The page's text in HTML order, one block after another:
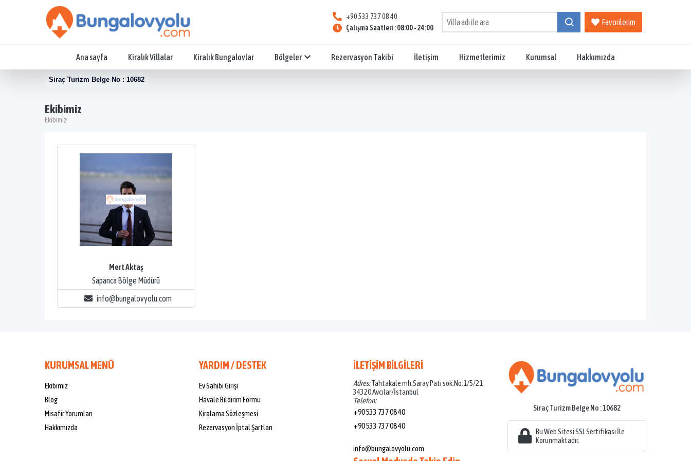
+90 533 737 08 40
Çalışma Saatleri : 08:00 - 24:00
Favorilerim
Ana sayfa Kiralık Villalar Kiralık Bungalovlar Bölgeler Rezervasyon Takibi İletişim Hizmetlerimiz Kurumsal Hakkımızda
Siraç Turizm Belge No : 10682
Ekibimiz
Ekibimiz
Mert Aktaş
Sapanca Bölge Müdürü
info@bungalovyolu.com
KURUMSAL MENÜ
Ekibimiz
Blog
Misafir Yorumları
Hakkımızda
YARDIM / DESTEK
Ev Sahibi Girişi
Havale Bildirim Formu
Kiralama Sözleşmesi
Rezervasyon İptal Şartları
İLETİŞİM BİLGİLERİ
Adres:Tahtakale mh.Saray Patı sok.No:1/5/21
34320 Avcılar/İstanbul
Telefon:
+90 533 737 08 40
+90 533 737 08 40
info@bungalovyolu.com
Siraç Turizm Belge No : 10682
Bu Web Sitesi SSL Sertifikası İle
Korunmaktadır.